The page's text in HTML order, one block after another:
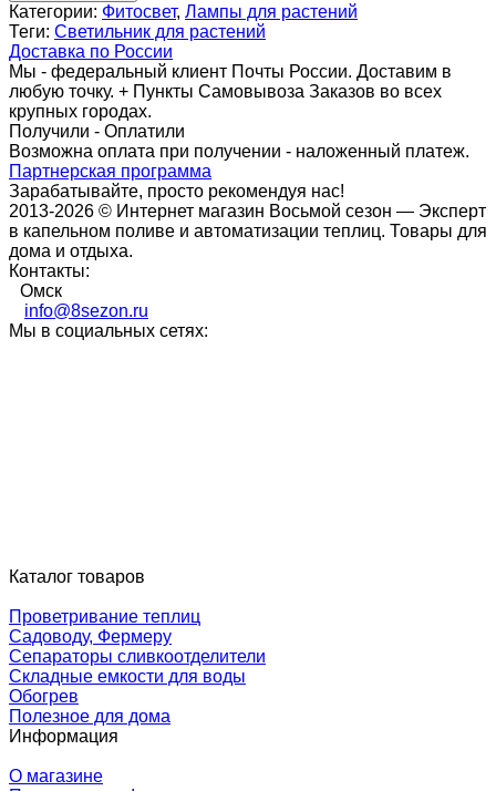
Категории: Фитосвет, Лампы для растений
Теги: Светильник для растений
Доставка по России
Мы - федеральный клиент Почты России. Доставим в
любую точку. + Пункты Самовывоза Заказов во всех
крупных городах.
Получили - Оплатили
Возможна оплата при получении - наложенный платеж.
Партнерская программа
Зарабатывайте, просто рекомендуя нас!
2013-2026 © Интернет магазин Восьмой сезон — Эксперт
в капельном поливе и автоматизации теплиц. Товары для
дома и отдыха.
Контакты:
Омск
info@8sezon.ru
Мы в социальных сетях:
Каталог товаров
Проветривание теплиц
Садоводу, Фермеру
Сепараторы сливкоотделители
Складные емкости для воды
Обогрев
Полезное для дома
Информация
О магазине